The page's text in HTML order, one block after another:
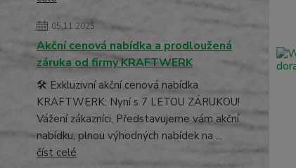
05.11.2025
Akční cenová nabídka a prodloužená
záruka od firmy KRAFTWERK
🛠️ Exkluzivní akční cenová nabídka
KRAFTWERK: Nyní s 7 LETOU ZÁRUKOU!
Vážení zákazníci, Představujeme vám akční
nabídku, plnou výhodných nabídek na ...
číst celé